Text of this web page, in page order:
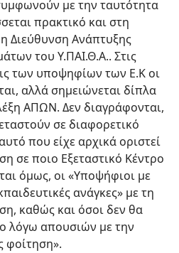
με την ταυτότητα
πρακτικό και στη
Διεύθυνση Ανάπτυξης
του Υ.ΠΑΙ.Θ.Α.. Στις
των υποψηφίων των Ε.Κ οι
αλλά σημειώνεται δίπλα
ΑΠΩΝ. Δεν διαγράφονται,
σε διαφορετικό
που είχε αρχικά οριστεί
σε ποιο Εξεταστικό Κέντρο
όμως, οι «Υποψήφιοι με
ανάγκες» με τη
καθώς και όσοι δεν θα
λόγω απουσιών με την
φοίτηση».